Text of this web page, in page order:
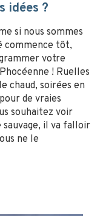
idées ?
si nous sommes
commence tôt,
votre
! Ruelles
chaud, soirées en
de vraies
souhaitez voir
il va falloir
ne le